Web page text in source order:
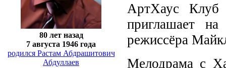
80 лет назад
7 августа 1946 года
родился Растам Абдрашитович
Абдуллаев
АртХаус
приглашает
режиссёра
Мелодрама с